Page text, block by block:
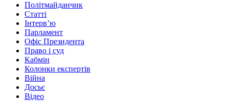
Політмайданчик
Статті
Інтервʼю
Парламент
Офіс Президента
Право і суд
Кабмін
Колонки експертів
Війна
Досьє
Відео